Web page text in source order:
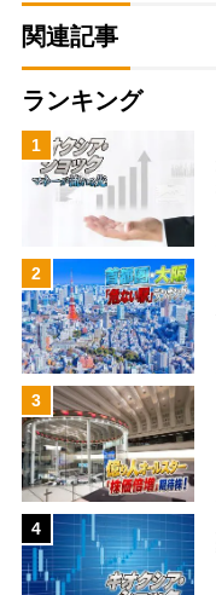
関連記事
ランキング
1
2
3
4